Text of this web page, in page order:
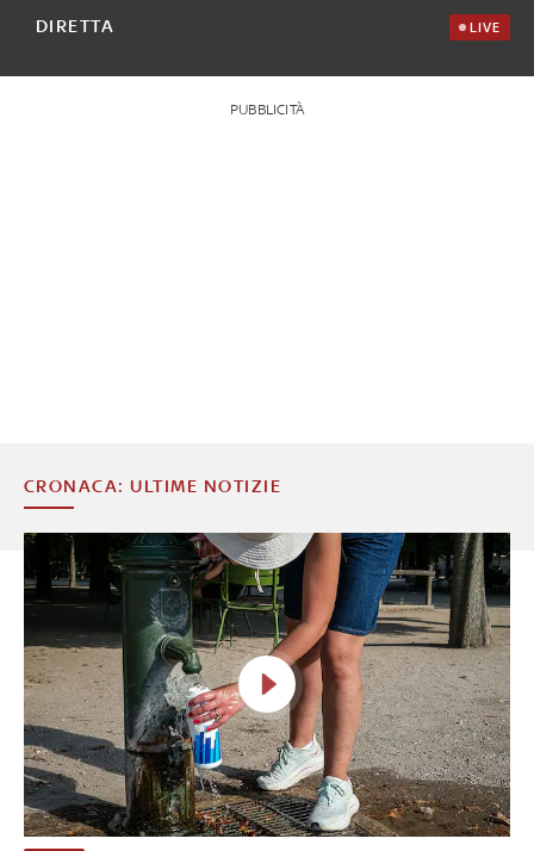
DIRETTA LIVE
PUBBLICITÀ
CRONACA: ULTIME NOTIZIE